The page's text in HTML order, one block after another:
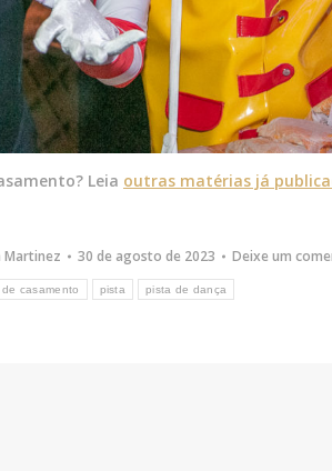
Leia outras matérias já
Martinez 30 de agosto de 2023
Deixe um
de casamento pista pista de dança